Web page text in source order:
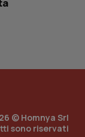
© Homnya Srl
sono riservati